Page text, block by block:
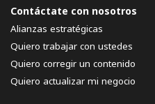
Contáctate con nosotros
Alianzas estratégicas
Quiero trabajar con ustedes
Quiero corregir un contenido
Quiero actualizar mi negocio